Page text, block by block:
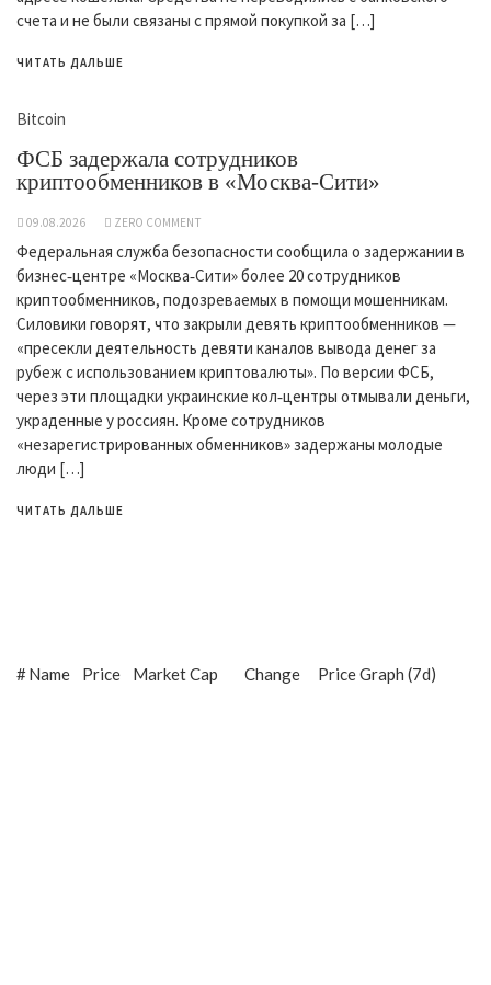
счета и не были связаны с прямой покупкой за […]
ЧИТАТЬ ДАЛЬШЕ
Bitcoin
ФСБ задержала сотрудников
криптообменников в «Москва-Сити»
09.08.2026 ZERO COMMENT
Федеральная служба безопасности сообщила о задержании в
бизнес‑центре «Москва‑Сити» более 20 сотрудников
криптообменников, подозреваемых в помощи мошенникам.
Силовики говорят, что закрыли девять криптообменников —
«пресекли деятельность девяти каналов вывода денег за
рубеж с использованием криптовалюты». По версии ФСБ,
через эти площадки украинские кол‑центры отмывали деньги,
украденные у россиян. Кроме сотрудников
«незарегистрированных обменников» задержаны молодые
люди […]
ЧИТАТЬ ДАЛЬШЕ
#Name Price Market Cap Change Price Graph (7d)